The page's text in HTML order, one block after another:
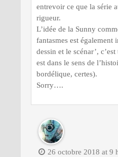
entrevoir ce que la série
rigueur.
L’idée de la Sunny
fantasmes est également
dessin et le scénar’,
est dans le sens de
bordélique, certes).
Sorry….
26 octobre 2018 at 9